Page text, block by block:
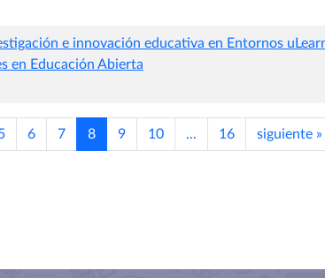
e innovación educativa en Entornos
en Educación Abierta
6 7 8 9 10 ... 16 siguiente »